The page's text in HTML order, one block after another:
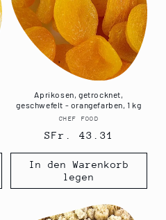
Aprikosen, getrocknet,
geschwefelt - orangefarben, 1 kg
Anbieter:
CHEF FOOD
Normaler
Preis
SFr. 43.31
In den Warenkorb
legen